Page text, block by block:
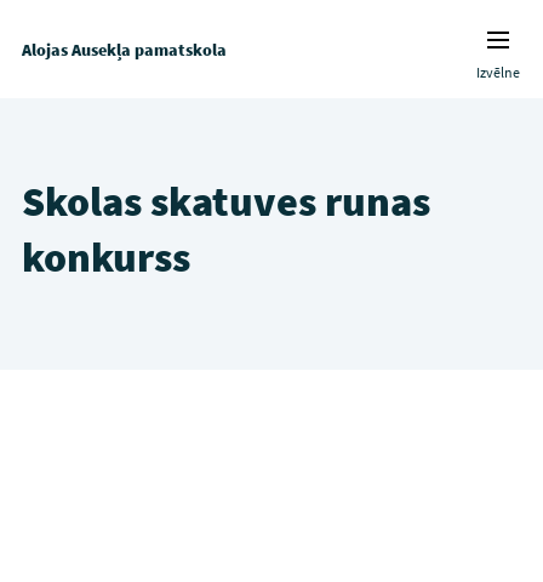
Alojas Ausekļa pamatskola
Izvēlne
Skolas skatuves runas
konkurss